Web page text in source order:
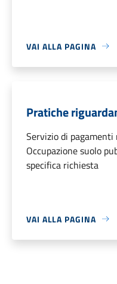
VAI ALLA PAGINA
Pratiche
Servizio di
Occupazione suolo
specifica richiesta
VAI ALLA PAGINA